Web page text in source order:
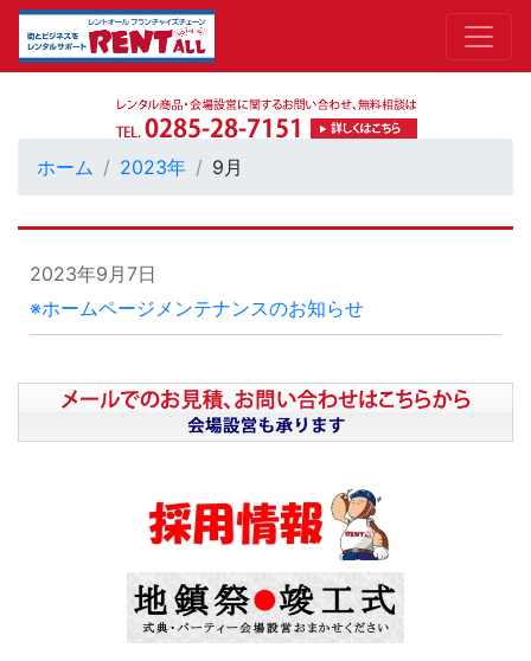
ホーム 2023年 9月
2023年9月7日
※ホームページメンテナンスのお知らせ